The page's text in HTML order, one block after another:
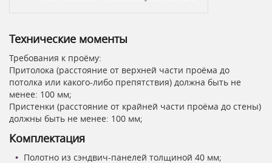
Технические моменты
Требования к проёму:
Притолока (расстояние от верхней части проёма до
потолка или какого-либо препятствия) должна быть не
менее: 100 мм;
Пристенки (расстояние от крайней части проёма до стены)
должны быть не менее: 100 мм;
Комплектация
Полотно из сэндвич-панелей толщиной 40 мм;